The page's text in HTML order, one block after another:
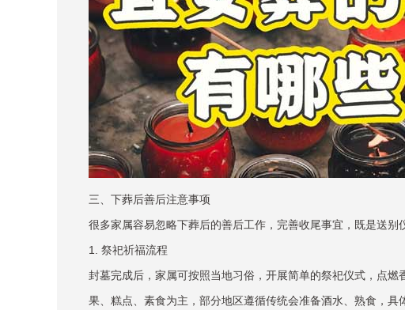
三、下葬后善后注意事项
很多家属容易忽略下葬后的善后工作，完善收尾事宜，既是送别
1. 祭祀祈福流程
封墓完成后，家属可按照当地习俗，开展简单的祭祀仪式，点
果、糕点、素食为主，部分地区遵循传统会准备酒水、熟食，